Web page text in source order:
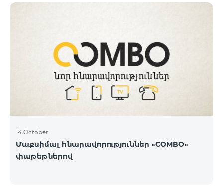
օգտվել «BeeFree 1900» փաթեթից և իջեցրել է
ռոումինգի արժեքն Արցախում մինչև 5 դրամ։
«Պատերազմի առաջին իսկ օրվանից մենք՝
որպես կապի օպերատոր և որպես
հայաստանցիներ, փորձում ենք մաքսիմալ
14 October
Մաքսիմալ հնարավորություններ «COMBO»
փաթեթներով